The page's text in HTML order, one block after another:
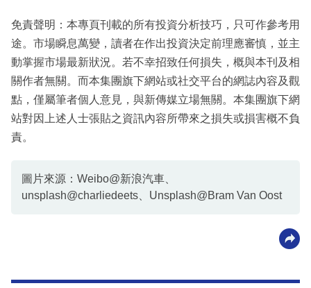
免責聲明：本專頁刊載的所有投資分析技巧，只可作參考用
途。市場瞬息萬變，讀者在作出投資決定前理應審慎，並主
動掌握市場最新狀況。若不幸招致任何損失，概與本刊及相
關作者無關。而本集團旗下網站或社交平台的網誌內容及觀
點，僅屬筆者個人意見，與新傳媒立場無關。本集團旗下網
站對因上述人士張貼之資訊內容所帶來之損失或損害概不負
責。
圖片來源：Weibo@新浪汽車、
unsplash@charliedeets、Unsplash@Bram Van Oost